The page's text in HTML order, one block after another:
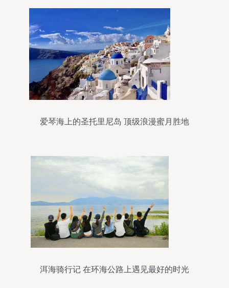
爱琴海上的圣托里尼岛 顶级浪漫蜜月胜地
洱海骑行记 在环海公路上遇见最好的时光